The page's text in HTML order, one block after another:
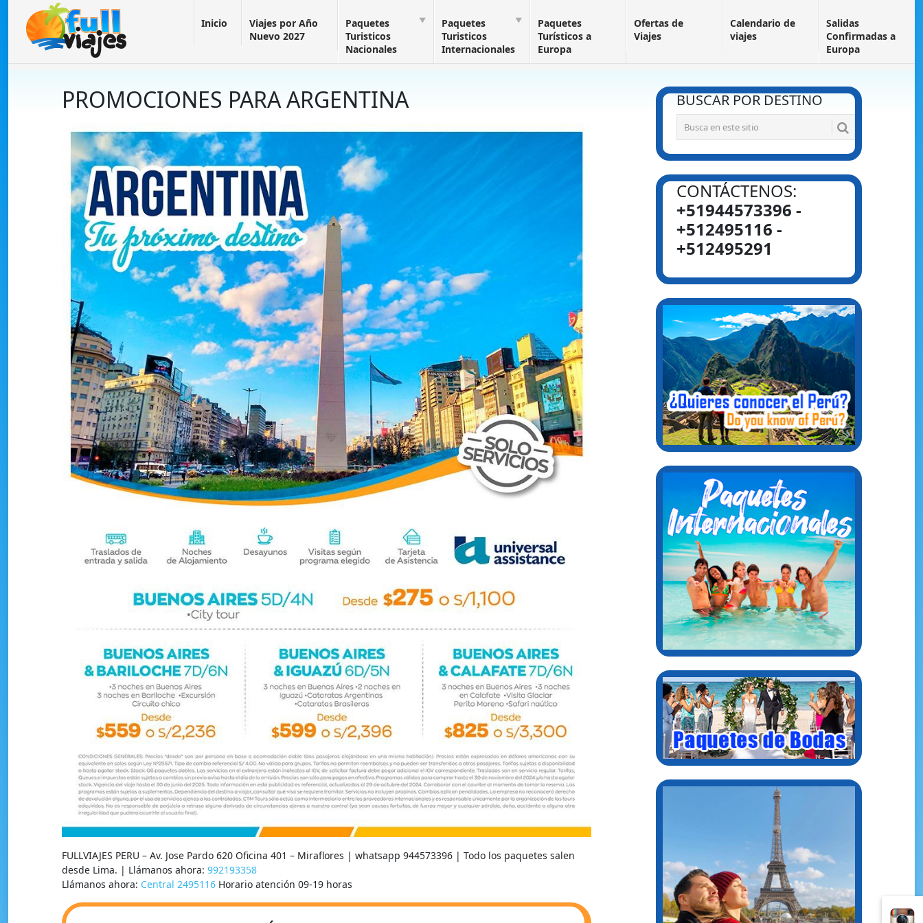
Inicio
Viajes por Año
Nuevo 2027
Paquetes
Turisticos
Nacionales
Paquetes
Turisticos
Internacionales
Paquetes
Turísticos a
Europa
Ofertas de
Viajes
Calendario de
viajes
Salidas
Confirmadas a
Europa
PROMOCIONES PARA ARGENTINA
FULLVIAJES PERU – Av. Jose Pardo 620 Oficina 401 – Miraflores | whatsapp 944573396 | Todo los paquetes salen
desde Lima. | Llámanos ahora: 992193358
Llámanos ahora: Central 2495116Horario atención 09-19 horas
BUSCAR POR DESTINO
CONTÁCTENOS:
+51944573396 -
+512495116 -
+512495291